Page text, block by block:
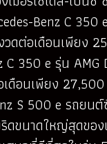
Benz C 350
วดต่อเดือนเพียง
C 350 e รุ่น
เดือนเพียง
S 500 e รถยน
ขนาดใหญ่สุดของ